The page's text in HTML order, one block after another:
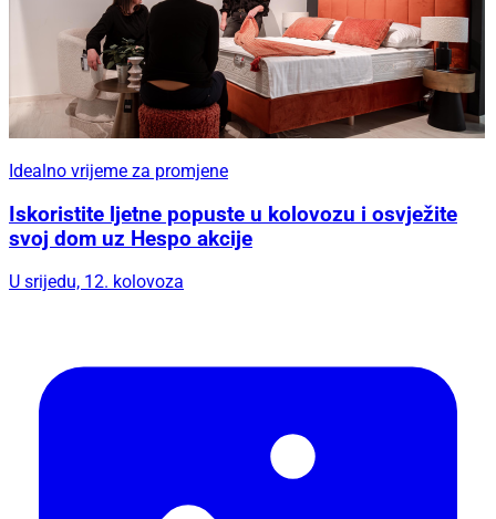
Idealno vrijeme za promjene
Iskoristite ljetne popuste u kolovozu i osvježite
svoj dom uz Hespo akcije
U srijedu, 12. kolovoza